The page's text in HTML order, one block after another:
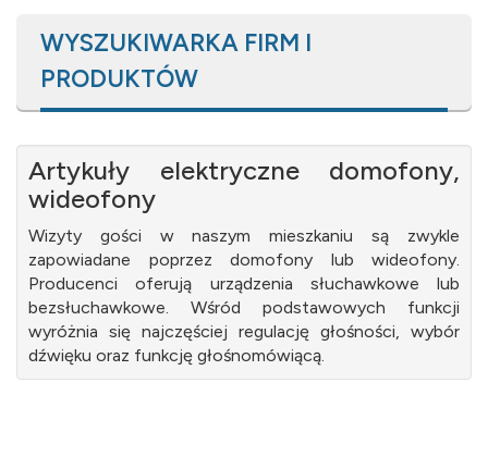
WYSZUKIWARKA FIRM I
PRODUKTÓW
Artykuły elektryczne domofony,
wideofony
Wizyty gości w naszym mieszkaniu są zwykle
zapowiadane poprzez domofony lub wideofony.
Producenci oferują urządzenia słuchawkowe lub
bezsłuchawkowe. Wśród podstawowych funkcji
wyróżnia się najczęściej regulację głośności, wybór
dźwięku oraz funkcję głośnomówiącą.